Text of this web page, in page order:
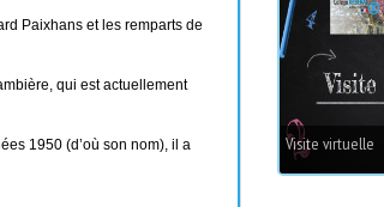
Paixhans et les remparts de
qui est actuellement
1950 (d’où son nom), il a
Visite virtuelle